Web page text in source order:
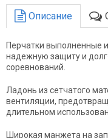
Описание
Перчатки выполненные
надежную защиту и
соревнований.
Ладонь из сетчатого
вентиляции,
длительном
Широкая манжета на